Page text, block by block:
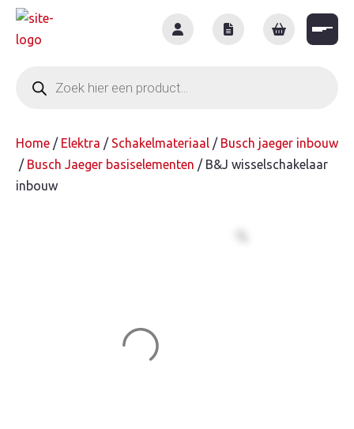
Skip
zoeken
Home / Elektra / Schakelmateriaal / Busch jaeger inbouw
/ Busch Jaeger basiselementen / B&J wisselschakelaar
inbouw